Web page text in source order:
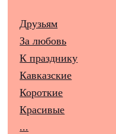
Друзьям
За любовь
К празднику
Кавказские
Короткие
Красивые
...